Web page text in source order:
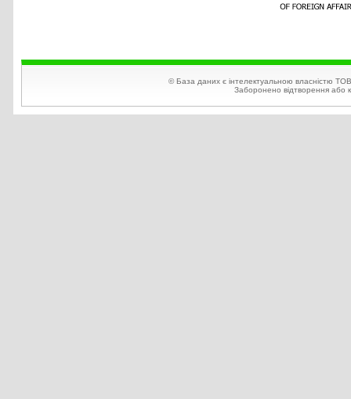
© База даних є інтелектуальною власністю
Заборонено відтворення або